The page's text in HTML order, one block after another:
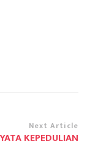
Next Article